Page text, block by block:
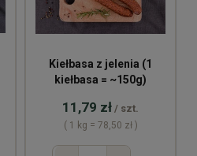
Kiełbasa z jelenia (1
kiełbasa = ~150g)
11,79 zł / szt.
( 1 kg = 78,50 zł )